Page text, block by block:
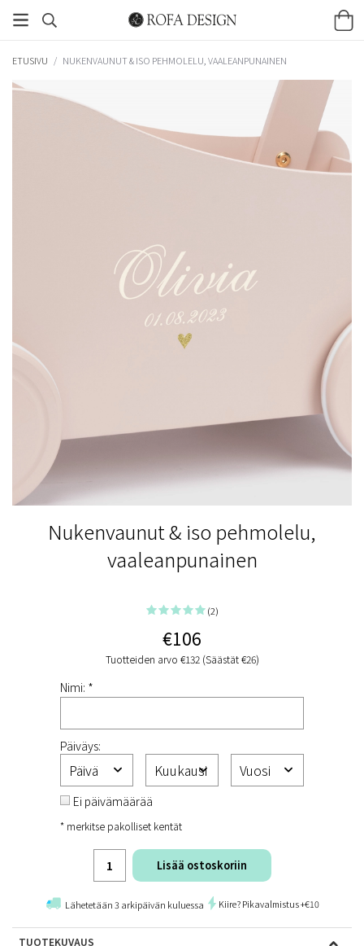
ETUSIVU / NUKENVAUNUT & ISO PEHMOLELU, VAALEANPUNAINEN
Nukenvaunut & iso pehmolelu,
vaaleanpunainen
(2)
€106
Tuotteiden arvo €132 (Säästät €26)
Nimi: *
Päiväys:
Ei päivämäärää
* merkitse pakolliset kentät
Lisää ostoskoriin
Lähetetään 3 arkipäivän kuluessa Kiire? Pikavalmistus +€10
TUOTEKUVAUS